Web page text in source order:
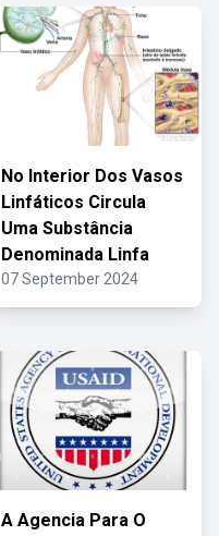
No Interior Dos Vasos
Linfáticos Circula
Uma Substância
Denominada Linfa
07 September 2024
A Agencia Para O